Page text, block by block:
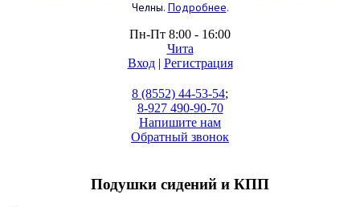
Челны. Подробнее.
Пн-Пт 8:00 - 16:00
Чита
Вход| Регистрация
8 (8552) 44-53-54;
8-927 490-90-70
Напишите нам
Обратный звонок
Подушки сидений и КПП